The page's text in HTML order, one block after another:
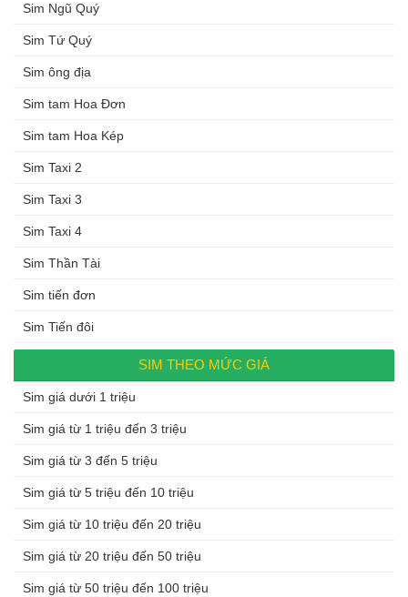
Sim Ngũ Quý
Sim Tứ Quý
Sim ông địa
Sim tam Hoa Đơn
Sim tam Hoa Kép
Sim Taxi 2
Sim Taxi 3
Sim Taxi 4
Sim Thần Tài
Sim tiến đơn
Sim Tiến đôi
SIM THEO MỨC GIÁ
Sim giá dưới 1 triệu
Sim giá từ 1 triệu đến 3 triệu
Sim giá từ 3 đến 5 triệu
Sim giá từ 5 triệu đến 10 triệu
Sim giá từ 10 triệu đến 20 triệu
Sim giá từ 20 triệu đến 50 triệu
Sim giá từ 50 triệu đến 100 triệu